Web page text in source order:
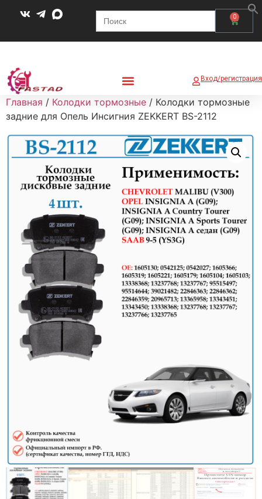
0
Search
for:
Вход/регистрация
Главная / Колодки тормозные / Колодки тормозные
задние для Опель Инсигния ZEKKERT BS-2112